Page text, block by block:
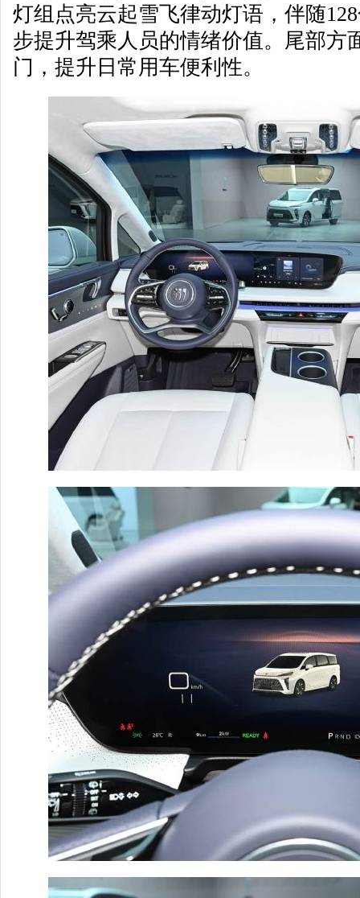
灯组点亮云起雪飞律动灯语，伴随
步提升驾乘人员的情绪价值。尾部方
门，提升日常用车便利性。